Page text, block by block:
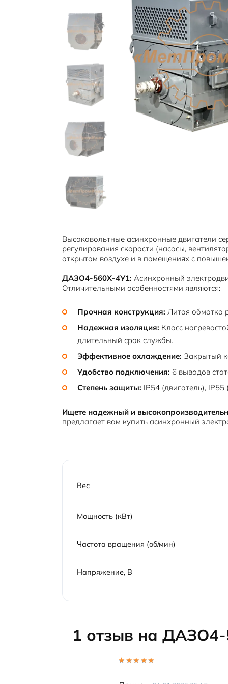
Высоковольтные асинхронные двигатели
регулирования скорости (насосы,
открытом воздухе и в помещениях с
ДАЗО4-560Х-4У1: Асинхронный
Отличительными особенностями являются:
Прочная конструкция: Литая обмотка
Надежная изоляция: Класс
длительный срок службы.
Эффективное охлаждение: Закрытый
Удобство подключения: 6 выводов
Степень защиты: IP54 (двигатель),
Ищете надежный и
предлагает вам купить асинхронный
Вес
Мощность (кВт)
Частота вращения (об/мин)
Напряжение, В
1 отзыв на ДАЗО4-